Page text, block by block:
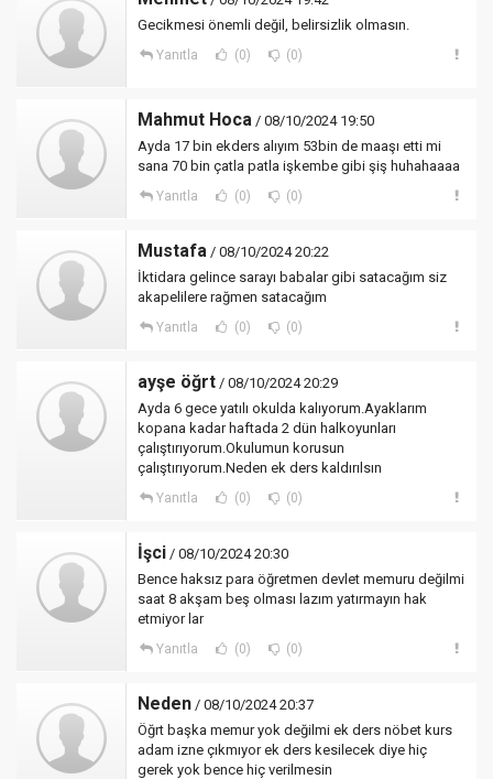
Gecikmesi önemli değil, belirsizlik olmasın.
Yanıtla (0) (0)
Mahmut Hoca / 08/10/2024 19:50
Ayda 17 bin ekders alıyım 53bin de maaşı etti mi
sana 70 bin çatla patla işkembe gibi şiş huhahaaaa
Yanıtla (0) (0)
Mustafa / 08/10/2024 20:22
İktidara gelince sarayı babalar gibi satacağım siz
akapelilere rağmen satacağım
Yanıtla (0) (0)
ayşe öğrt / 08/10/2024 20:29
Ayda 6 gece yatılı okulda kalıyorum.Ayaklarım
kopana kadar haftada 2 dün halkoyunları
çalıştırıyorum.Okulumun korusun
çalıştırıyorum.Neden ek ders kaldırılsın
Yanıtla (0) (0)
İşci / 08/10/2024 20:30
Bence haksız para öğretmen devlet memuru değilmi
saat 8 akşam beş olması lazım yatırmayın hak
etmiyor lar
Yanıtla (0) (0)
Neden / 08/10/2024 20:37
Öğrt başka memur yok değilmi ek ders nöbet kurs
adam izne çıkmıyor ek ders kesilecek diye hiç
gerek yok bence hiç verilmesin